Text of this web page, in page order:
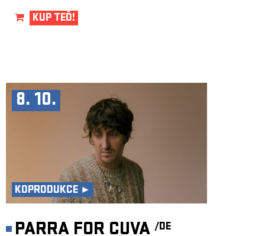
KUP TEĎ!
8. 10.
KOPRODUKCE ►
PARRA FOR CUVA /DE